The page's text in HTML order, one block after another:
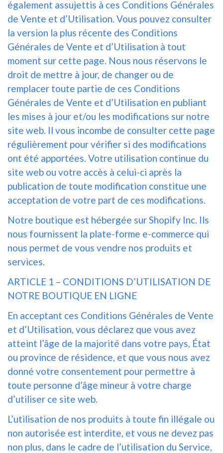
également assujettis à ces Conditions Générales
de Vente et d’Utilisation. Vous pouvez consulter
la version la plus récente des Conditions
Générales de Vente et d’Utilisation à tout
moment sur cette page. Nous nous réservons le
droit de mettre à jour, de changer ou de
remplacer toute partie de ces Conditions
Générales de Vente et d’Utilisation en publiant
les mises à jour et/ou les modifications sur notre
site web. Il vous incombe de consulter cette page
régulièrement pour vérifier si des modifications
ont été apportées. Votre utilisation continue du
site web ou votre accès à celui-ci après la
publication de toute modification constitue une
acceptation de votre part de ces modifications.
Notre boutique est hébergée sur Shopify Inc. Ils
nous fournissent la plate-forme e-commerce qui
nous permet de vous vendre nos produits et
services.
ARTICLE 1 – CONDITIONS D’UTILISATION DE
NOTRE BOUTIQUE EN LIGNE
En acceptant ces Conditions Générales de Vente
et d’Utilisation, vous déclarez que vous avez
atteint l’âge de la majorité dans votre pays, État
ou province de résidence, et que vous nous avez
donné votre consentement pour permettre à
toute personne d’âge mineur à votre charge
d’utiliser ce site web.
L’utilisation de nos produits à toute fin illégale ou
non autorisée est interdite, et vous ne devez pas
non plus, dans le cadre de l’utilisation du Service,